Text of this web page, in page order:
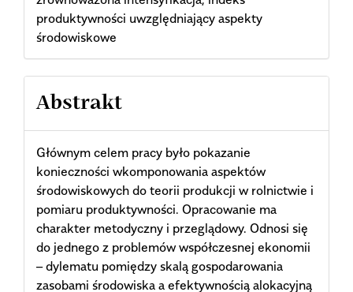
produktywności uwzględniający aspekty
środowiskowe
Abstrakt
Głównym celem pracy było pokazanie
konieczności wkomponowania aspektów
środowiskowych do teorii produkcji w rolnictwie i
pomiaru produktywności. Opracowanie ma
charakter metodyczny i przeglądowy. Odnosi się
do jednego z problemów współczesnej ekonomii
– dylematu pomiędzy skalą gospodarowania
zasobami środowiska a efektywnością alokacyjną